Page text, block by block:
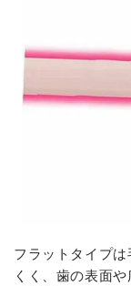
フラットタイプ
くく、歯の表面